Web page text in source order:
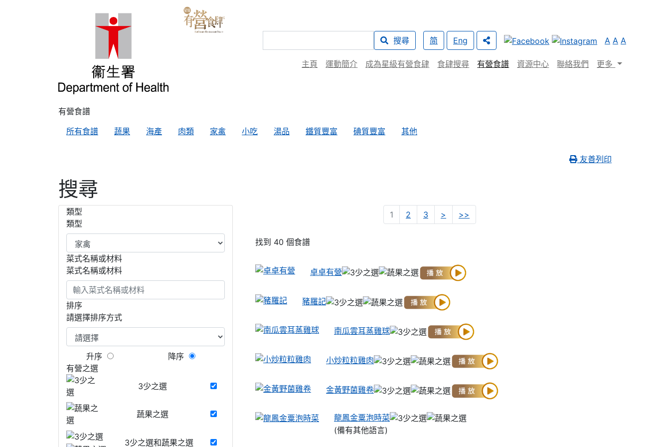
搜尋 简 Eng A A A
主頁 運動簡介 成為星級有營食肆 食肆搜尋 有營食譜 資源中心 聯絡我們 更多
有營食譜
所有食譜
蔬果 海產 肉類 家禽 小吃 湯品 鐵質豐富 碘質豐富 其他
友善列印
搜尋
類型
類型
菜式名稱或材料
菜式名稱或材料
排序
請選擇排序方式
升序
降序
有營之選
3少之選
蔬果之選
3少之選和蔬果之選
1 2 3 > >>
找到 40 個食譜
卓卓有營
豬羅記
南瓜雲耳蒸雞球
小炒粒粒雞肉
金黃野菌雞卷
龍鳳金粟泡時菜
(備有其他語言)